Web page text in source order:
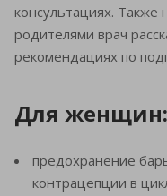
консультациях. Также
родителями врач
рекомендациях по
Для женщин:
предохранение
контрацепции в